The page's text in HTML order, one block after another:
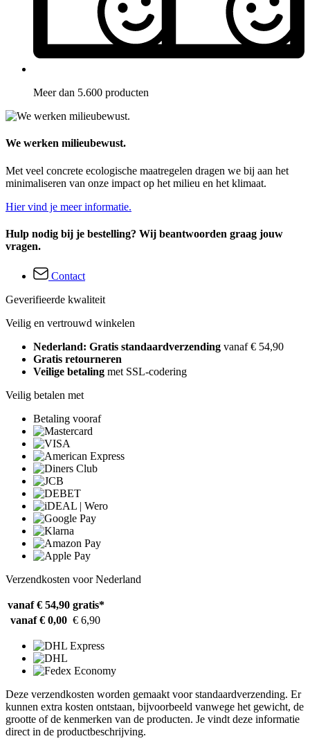
Meer dan 5.600 producten
We werken milieubewust.
Met veel concrete ecologische maatregelen dragen we bij aan het
minimaliseren van onze impact op het milieu en het klimaat.
Hier vind je meer informatie.
Hulp nodig bij je bestelling? Wij beantwoorden graag jouw
vragen.
Contact
Geverifieerde kwaliteit
Veilig en vertrouwd winkelen
Nederland: Gratis standaardverzending vanaf € 54,90
Gratis retourneren
Veilige betaling met SSL-codering
Veilig betalen met
Betaling vooraf
Verzendkosten voor Nederland
vanaf € 54,90 gratis*
vanaf € 0,00 € 6,90
Deze verzendkosten worden gemaakt voor standaardverzending. Er
kunnen extra kosten ontstaan, bijvoorbeeld vanwege het gewicht, de
grootte of de kenmerken van de producten. Je vindt deze informatie
direct in de productbeschrijving.